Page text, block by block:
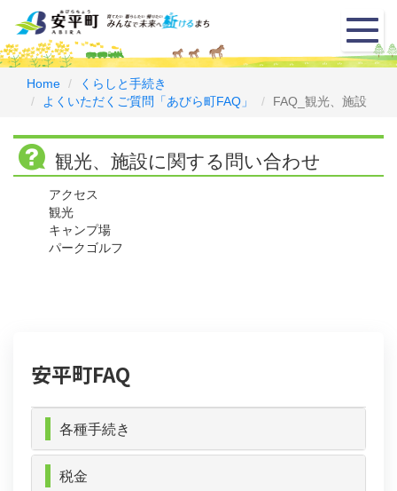
メ
ニ
ュ
Home
くらしと手続き
よくいただくご質問「あびら町FAQ」
FAQ_観光、施設
観光、施設に関する問い合わせ
アクセス
観光
キャンプ場
パークゴルフ
安平町FAQ
各種手続き
税金